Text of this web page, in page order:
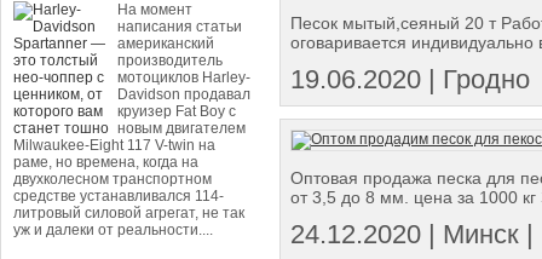
Песок мытый,сеяный 20 т
оговаривается индивидуально
19.06.2020 | Гродно
Оптовая продажа песка для
от 3,5 до 8 мм. цена за 1000 кг
24.12.2020 | Минск |
На момент
написания статьи
американский
производитель
мотоциклов Harley-
Davidson продавал
круизер Fat Boy с
новым двигателем
Milwaukee-Eight 117 V-twin на
раме, но времена, когда на
двухколесном транспортном
средстве устанавливался 114-
литровый силовой агрегат, не так
уж и далеки от реальности....